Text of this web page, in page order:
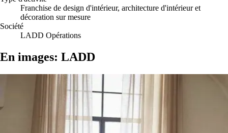
Franchise de design d'intérieur, architecture d'intérieur et
décoration sur mesure
Société
LADD Opérations
En images: LADD